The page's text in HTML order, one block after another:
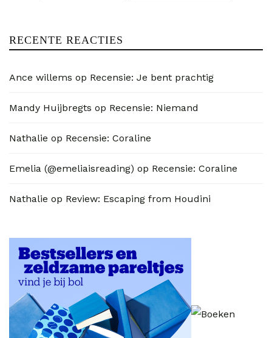
RECENTE REACTIES
Ance willems op Recensie: Je bent prachtig
Mandy Huijbregts op Recensie: Niemand
Nathalie op Recensie: Coraline
Emelia (@emeliaisreading) op Recensie: Coraline
Nathalie op Review: Escaping from Houdini